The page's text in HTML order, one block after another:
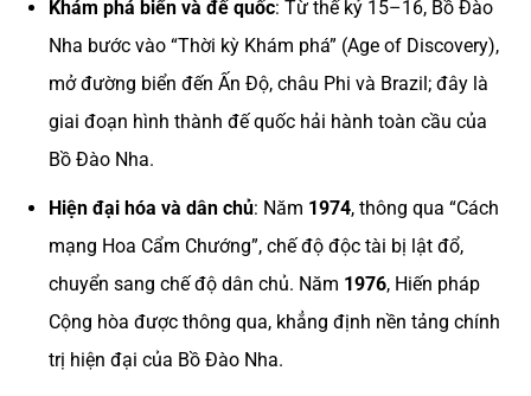
Khám phá biển và đế quốc: Từ thế kỷ 15–16, Bồ Đào
Nha bước vào “Thời kỳ Khám phá” (Age of Discovery),
mở đường biển đến Ấn Độ, châu Phi và Brazil; đây là
giai đoạn hình thành đế quốc hải hành toàn cầu của
Bồ Đào Nha.
Hiện đại hóa và dân chủ: Năm 1974, thông qua “Cách
mạng Hoa Cẩm Chướng”, chế độ độc tài bị lật đổ,
chuyển sang chế độ dân chủ. Năm 1976, Hiến pháp
Cộng hòa được thông qua, khẳng định nền tảng chính
trị hiện đại của Bồ Đào Nha.